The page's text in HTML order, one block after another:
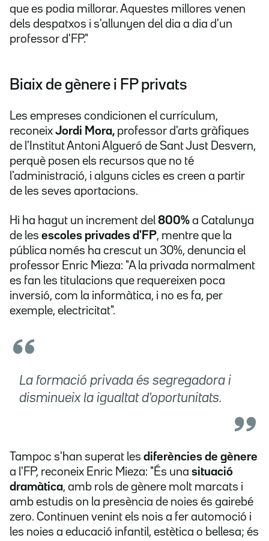
que es podia millorar. Aquestes millores venen
dels despatxos i s'allunyen del dia a dia d'un
professor d'FP."
Biaix de gènere i FP privats
Les empreses condicionen el currículum,
reconeix Jordi Mora, professor d'arts gràfiques
de l'Institut Antoni Algueró de Sant Just Desvern,
perquè posen els recursos que no té
l'administració, i alguns cicles es creen a partir
de les seves aportacions.
Hi ha hagut un increment del 800% a Catalunya
de les escoles privades d'FP, mentre que la
pública només ha crescut un 30%, denuncia el
professor Enric Mieza: "A la privada normalment
es fan les titulacions que requereixen poca
inversió, com la informàtica, i no es fa, per
exemple, electricitat".
La formació privada és segregadora i
disminueix la igualtat d'oportunitats.
Tampoc s'han superat les diferències de gènere
a l'FP, reconeix Enric Mieza: "És una situació
dramàtica, amb rols de gènere molt marcats i
amb estudis on la presència de noies és gairebé
zero. Continuen venint els nois a fer automoció i
les noies a educació infantil, estètica o bellesa; és